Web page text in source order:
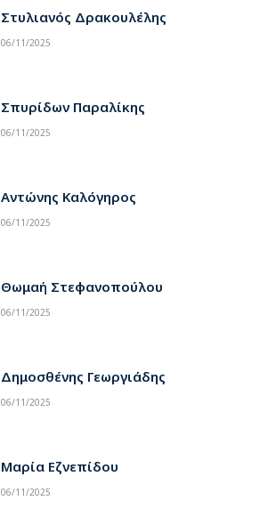
Στυλιανός Δρακουλέλης
06/11/2025
Σπυρίδων Παραλίκης
06/11/2025
Αντώνης Καλόγηρος
06/11/2025
Θωμαή Στεφανοπούλου
06/11/2025
Δημοσθένης Γεωργιάδης
06/11/2025
Μαρία Εζνεπίδου
06/11/2025